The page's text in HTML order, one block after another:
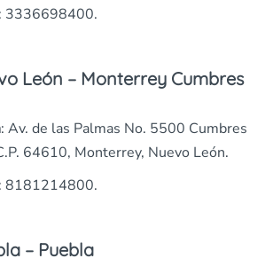
: 3336698400.
León – Monterrey Cumbres
: Av. de las Palmas No. 5500 Cumbres
64610, Monterrey, Nuevo León.
: 8181214800.
– Puebla